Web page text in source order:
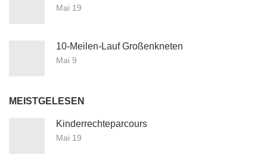
Mai 19
10-Meilen-Lauf Großenkneten
Mai 9
MEISTGELESEN
Kinderrechteparcours
Mai 19